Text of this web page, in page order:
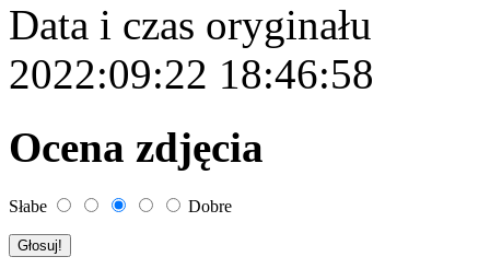
Data i czas oryginału
2022:09:22 18:46:58
Ocena zdjęcia
Słabe Dobre